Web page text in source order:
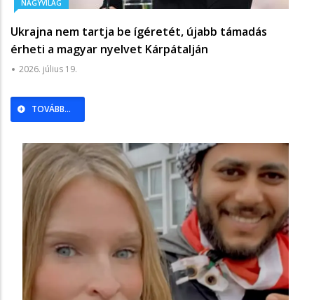
NAGYVILÁG
Ukrajna nem tartja be ígéretét, újabb támadás
érheti a magyar nyelvet Kárpátalján
2026. július 19.
TOVÁBB...